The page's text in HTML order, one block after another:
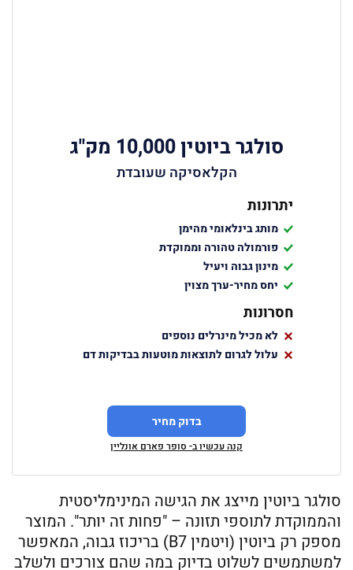
סולגר ביוטין 10,000 מק"ג
הקלאסיקה שעובדת
יתרונות
מותג בינלאומי מהימן
פורמולה טהורה וממוקדת
מינון גבוה ויעיל
יחס מחיר-ערך מצוין
חסרונות
לא מכיל מינרלים נוספים
עלול לגרום לתוצאות מוטעות בבדיקות דם
בדוק מחיר
קנה עכשיו ב- סופר פארם אונליין
סולגר ביוטין מייצג את הגישה המינימליסטית
והממוקדת לתוספי תזונה – "פחות זה יותר". המוצר
מספק רק ביוטין (ויטמין B7) בריכוז גבוה, המאפשר
למשתמשים לשלוט בדיוק במה שהם צורכים ולשלב